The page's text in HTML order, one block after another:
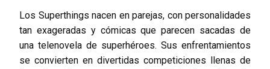
Los Superthings nacen en parejas, con personalidades
tan exageradas y cómicas que parecen sacadas de
una telenovela de superhéroes. Sus enfrentamientos
se convierten en divertidas competiciones llenas de